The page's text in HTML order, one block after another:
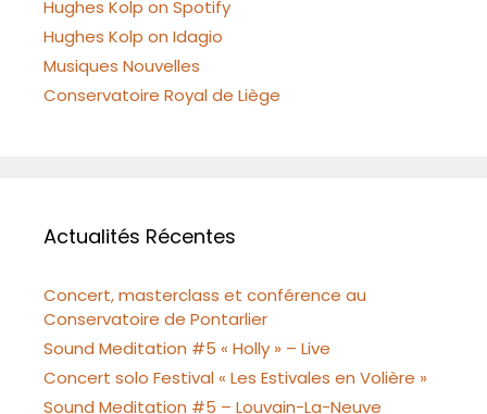
Hughes Kolp on Spotify
Hughes Kolp on Idagio
Musiques Nouvelles
Conservatoire Royal de Liège
Actualités Récentes
Concert, masterclass et conférence au
Conservatoire de Pontarlier
Sound Meditation #5 « Holly » – Live
Concert solo Festival « Les Estivales en Volière »
Sound Meditation #5 – Louvain-La-Neuve